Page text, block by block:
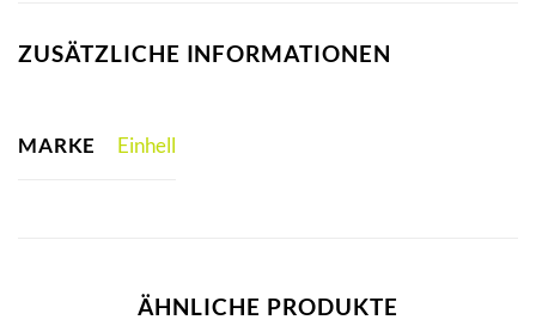
ZUSÄTZLICHE INFORMATIONEN
MARKE Einhell
ÄHNLICHE PRODUKTE